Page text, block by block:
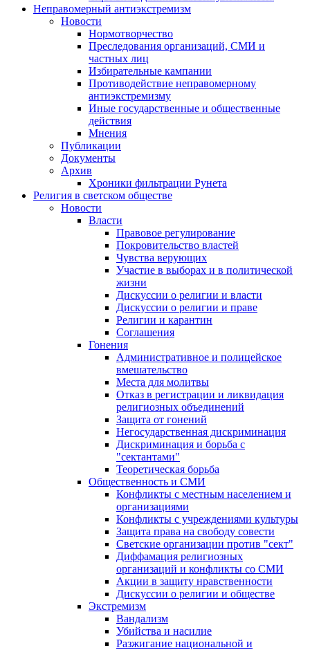
Неправомерный антиэкстремизм
Новости
Нормотворчество
Преследования организаций, СМИ и
частных лиц
Избирательные кампании
Противодействие неправомерному
антиэкстремизму
Иные государственные и общественные
действия
Мнения
Публикации
Документы
Архив
Хроники фильтрации Рунета
Религия в светском обществе
Новости
Власти
Правовое регулирование
Покровительство властей
Чувства верующих
Участие в выборах и в политической
жизни
Дискуссии о религии и власти
Дискуссии о религии и праве
Религии и карантин
Соглашения
Гонения
Административное и полицейское
вмешательство
Места для молитвы
Отказ в регистрации и ликвидация
религиозных объединений
Защита от гонений
Негосударственная дискриминация
Дискриминация и борьба с
"сектантами"
Теоретическая борьба
Общественность и СМИ
Конфликты с местным населением и
организациями
Конфликты с учреждениями культуры
Защита права на свободу совести
Светские организации против "сект"
Диффамация религиозных
организаций и конфликты со СМИ
Акции в защиту нравственности
Дискуссии о религии и обществе
Экстремизм
Вандализм
Убийства и насилие
Разжигание национальной и